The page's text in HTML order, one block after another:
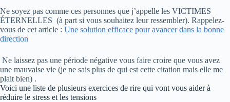
Ne soyez pas comme ces personnes que j’appelle les VICTIMES
ÉTERNELLES (à part si vous souhaitez leur ressembler). Rappelez-
vous de cet article : Une solution efficace pour avancer dans la bonne
direction
Ne laissez pas une période négative vous faire croire que vous avez
une mauvaise vie (je ne sais plus de qui est cette citation mais elle me
plait bien) .
Voici une liste de plusieurs exercices de rire qui vont vous aider à
réduire le stress et les tensions